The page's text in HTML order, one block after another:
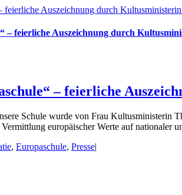
feierliche Auszeichnung durch
– feierliche Auszeichnung durch
– feierliche
Schule wurde von Frau Kultusministerin
Vermittlung europäischer Werte auf
, Europaschule, Presse|